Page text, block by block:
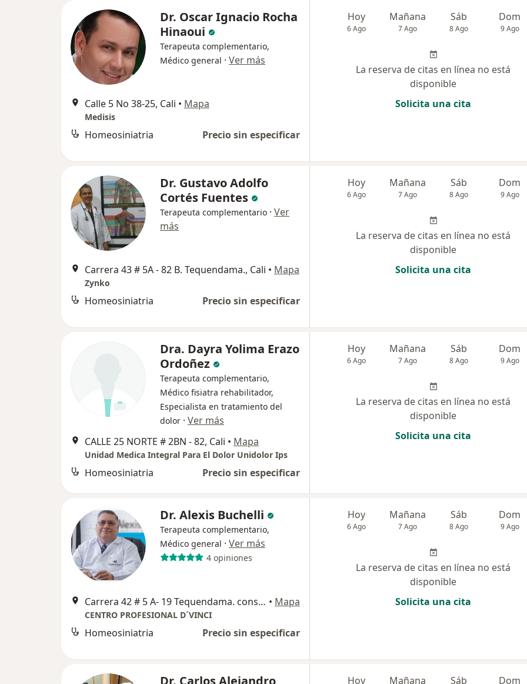
Dr. Oscar Ignacio Rocha
Hinaoui
Terapeuta complementario,
Médico general · Ver más
Calle 5 No 38-25, Cali • Mapa
Medisis
Homeosiniatria Precio sin especificar
Hoy
6 Ago
Mañana
7 Ago
Sáb
8 Ago
Dom
9 Ago
La reserva de citas en línea no está
disponible
Solicita una cita
Dr. Gustavo Adolfo
Cortés Fuentes
Terapeuta complementario · Ver
más
Carrera 43 # 5A - 82 B. Tequendama., Cali • Mapa
Zynko
Homeosiniatria Precio sin especificar
Hoy
6 Ago
Mañana
7 Ago
Sáb
8 Ago
Dom
9 Ago
La reserva de citas en línea no está
disponible
Solicita una cita
Dra. Dayra Yolima Erazo
Ordoñez
Terapeuta complementario,
Médico fisiatra rehabilitador,
Especialista en tratamiento del
dolor · Ver más
CALLE 25 NORTE # 2BN - 82, Cali • Mapa
Unidad Medica Integral Para El Dolor Unidolor Ips
Homeosiniatria Precio sin especificar
Hoy
6 Ago
Mañana
7 Ago
Sáb
8 Ago
Dom
9 Ago
La reserva de citas en línea no está
disponible
Solicita una cita
Dr. Alexis Buchelli
Terapeuta complementario,
Médico general · Ver más
4 opiniones
Carrera 42 # 5 A- 19 Tequendama. consultorio 104, Cali • Mapa
CENTRO PROFESIONAL D´VINCI
Homeosiniatria Precio sin especificar
Hoy
6 Ago
Mañana
7 Ago
Sáb
8 Ago
Dom
9 Ago
La reserva de citas en línea no está
disponible
Solicita una cita
Dr. Carlos Alejandro
Hoy Mañana Sáb Dom